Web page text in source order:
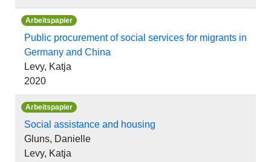
Arbeitspapier
Public procurement of social services for migrants in
Germany and China
Levy, Katja
2020
Arbeitspapier
Social assistance and housing
Gluns, Danielle
Levy, Katja